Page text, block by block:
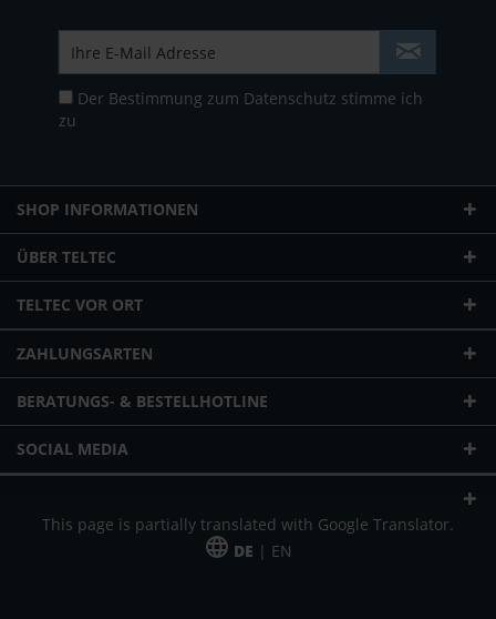
Der Bestimmung zum Datenschutz stimme ich
zu
SHOP INFORMATIONEN
ÜBER TELTEC
TELTEC VOR ORT
ZAHLUNGSARTEN
BERATUNGS- & BESTELLHOTLINE
SOCIAL MEDIA
This page is partially translated with Google Translator.
DE | EN